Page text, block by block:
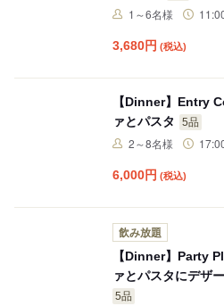
1～6名様
3,680円 (税込)
【Dinner】Entry
ァとパスタ
5品
2～8名様
6,000円 (税込)
飲み放題
【Dinner】Party
ァとパスタにデザ
5品